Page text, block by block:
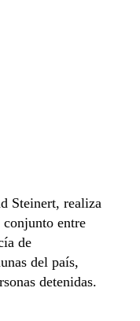
Steinert, realiza
conjunto entre
de
del país,
detenidas.